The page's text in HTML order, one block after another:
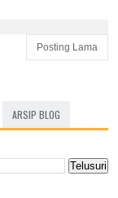
Posting Lama
ARSIP BLOG